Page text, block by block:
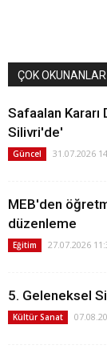
ÇOK OKUNANLAR
Safaalan Kararı
Silivri'de'
Güncel 31.07.2026
MEB'den
düzenleme
Eğitim 27.07.2026
5. Geleneksel
Kültür Sanat